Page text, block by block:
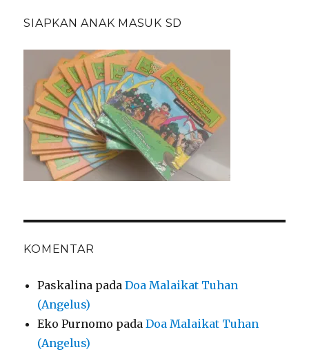
SIAPKAN ANAK MASUK SD
KOMENTAR
Paskalina padaDoa Malaikat Tuhan
(Angelus)
Eko Purnomo padaDoa Malaikat Tuhan
(Angelus)